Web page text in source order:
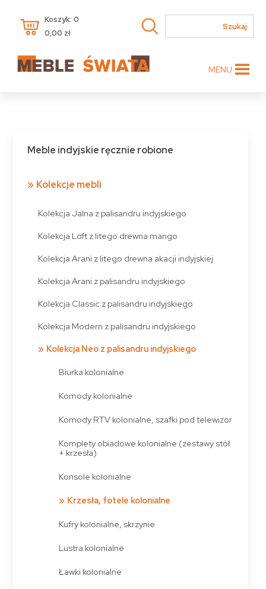
Koszyk: 0
0,00 zł
MENU
Meble indyjskie ręcznie robione
Kolekcje mebli
Kolekcja Jalna z palisandru indyjskiego
Kolekcja Loft z litego drewna mango
Kolekcja Arani z litego drewna akacji indyjskiej
Kolekcja Arani z palisandru indyjskiego
Kolekcja Classic z palisandru indyjskiego
Kolekcja Modern z palisandru indyjskiego
Kolekcja Neo z palisandru indyjskiego
Biurka kolonialne
Komody kolonialne
Komody RTV kolonialne, szafki pod telewizor
Komplety obiadowe kolonialne (zestawy stół
+ krzesła)
Konsole kolonialne
Krzesła, fotele kolonialne
Kufry kolonialne, skrzynie
Lustra kolonialne
Ławki kolonialne